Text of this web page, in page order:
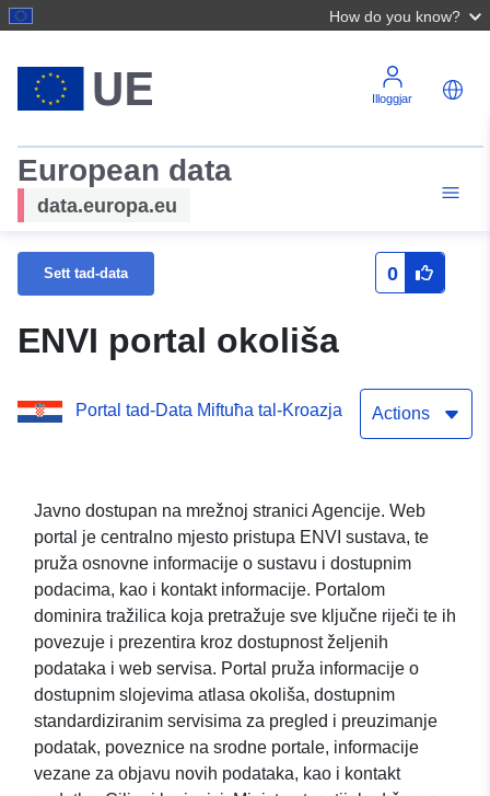
How do you know?
Illoggjar
European data
data.europa.eu
Sett tad-data 0
ENVI portal okoliša
Portal tad-Data Miftuħa tal-Kroazja Actions
Javno dostupan na mrežnoj stranici Agencije. Web
portal je centralno mjesto pristupa ENVI sustava, te
pruža osnovne informacije o sustavu i dostupnim
podacima, kao i kontakt informacije. Portalom
dominira tražilica koja pretražuje sve ključne riječi te ih
povezuje i prezentira kroz dostupnost željenih
podataka i web servisa. Portal pruža informacije o
dostupnim slojevima atlasa okoliša, dostupnim
standardiziranim servisima za pregled i preuzimanje
podatak, poveznice na srodne portale, informacije
vezane za objavu novih podataka, kao i kontakt